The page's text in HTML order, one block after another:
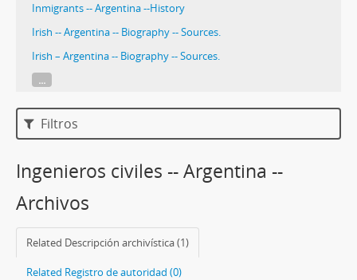
Inmigrants -- Argentina --History
Irish -- Argentina -- Biography -- Sources.
Irish – Argentina -- Biography -- Sources.
...
Filtros
Ingenieros civiles -- Argentina --
Archivos
Related Descripción archivística (1)
Related Registro de autoridad (0)